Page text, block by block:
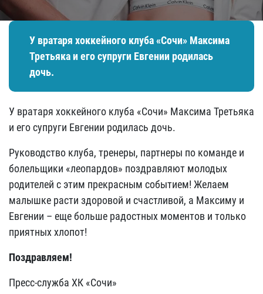
У вратаря хоккейного клуба «Сочи» Максима
Третьяка и его супруги Евгении родилась
дочь.
У вратаря хоккейного клуба «Сочи» Максима Третьяка
и его супруги Евгении родилась дочь.
Руководство клуба, тренеры, партнеры по команде и
болельщики «леопардов» поздравляют молодых
родителей с этим прекрасным событием! Желаем
малышке расти здоровой и счастливой, а Максиму и
Евгении – еще больше радостных моментов и только
приятных хлопот!
Поздравляем!
Пресс-служба ХК «Сочи»